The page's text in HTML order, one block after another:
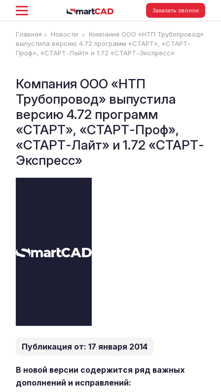
Заказать звонок
Главная Новости
Компания ООО «НТП Трубопровод»
выпустила версию 4.72 программ «СТАРТ», «СТАРТ-
Проф», «СТАРТ-Лайт» и 1.72 «СТАРТ-Экспресс»
Компания ООО «НТП
Трубопровод» выпустила
версию 4.72 программ
«СТАРТ», «СТАРТ-Проф»,
«СТАРТ-Лайт» и 1.72 «СТАРТ-
Экспресс»
Публикация от: 17 января 2014
В новой версии содержится ряд важных
дополнений и исправлений: